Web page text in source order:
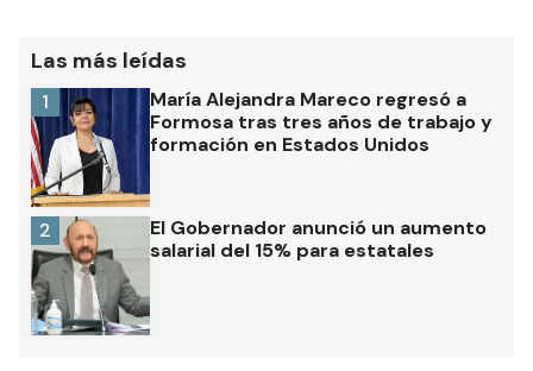
Las más leídas
María Alejandra Mareco regresó a
Formosa tras tres años de trabajo y
formación en Estados Unidos
1
El Gobernador anunció un aumento
salarial del 15% para estatales
2